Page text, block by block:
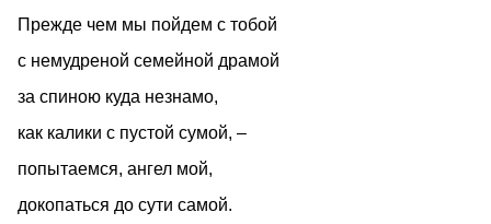
Прежде чем мы пойдем с тобой
с немудреной семейной драмой
за спиною куда незнамо,
как калики с пустой сумой, –
попытаемся, ангел мой,
докопаться до сути самой.